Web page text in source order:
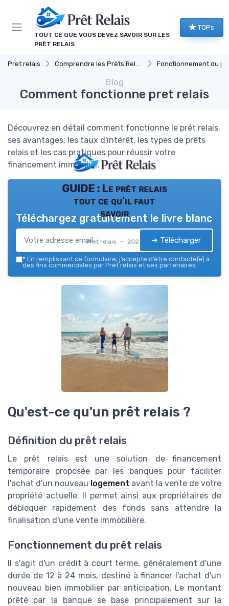
TOUT CE QUE VOUS DEVEZ SAVOIR SUR LES
PRÊT RELAIS
TOPs
Pret relais Comprendre les Prêts Relais Fonctionnement du prêt
Blog
Comment fonctionne pret relais
Découvrez en détail comment fonctionne le prêt relais,
ses avantages, les taux d'intérêt, les types de prêts
relais et les cas pratiques pour réussir votre
financement immobilier.
GUIDE : Le prêt relais
tout ce qu'il faut
savoir
Pret relais — 2026
Téléchargez gratuitement le livre blanc
➔ Télécharger
* En remplissant ce formulaire, j’accepte d’être contacté(e) à
des fins commerciales par Pret relais et ses partenaires.
Qu'est-ce qu'un prêt relais ?
Définition du prêt relais
Le prêt relais est une solution de financement
temporaire proposée par les banques pour faciliter
l'achat d'un nouveau logement avant la vente de votre
propriété actuelle. Il permet ainsi aux propriétaires de
débloquer rapidement des fonds sans attendre la
finalisation d'une vente immobilière.
Fonctionnement du prêt relais
Il s'agit d'un crédit à court terme, généralement d'une
durée de 12 à 24 mois, destiné à financer l'achat d'un
nouveau bien immobilier par anticipation. Le montant
prêté par la banque se base principalement sur la
Panneau de gestion des cookies